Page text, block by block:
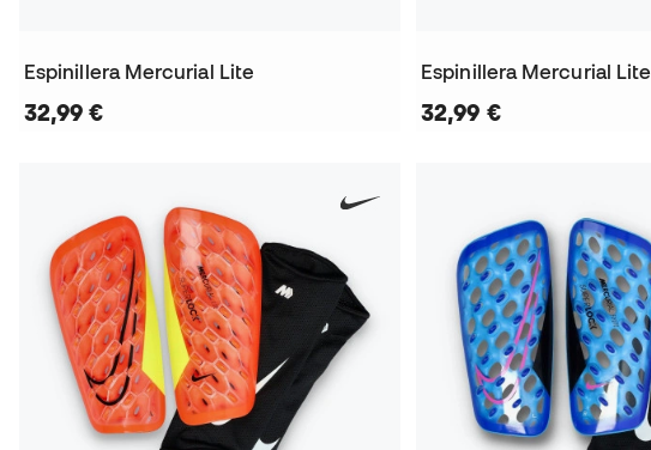
Espinillera Mercurial Lite
32,99 €
Espinillera Mercurial Lite
32,99 €